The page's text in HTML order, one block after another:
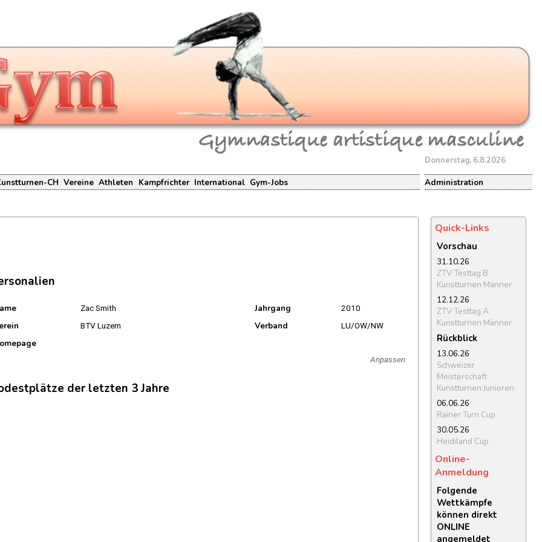
Donnerstag, 6.8.2026
CH Vereine Athleten Kampfrichter International Gym-Jobs Administration
Zac Smith Jahrgang 2010
BTV Luzern Verband LU/OW/NW
Anpassen
der letzten 3 Jahre
Quick-Links
Vorschau
31.10.26
ZTV Testtag B
Kunstturnen Männer
12.12.26
ZTV Testtag A
Kunstturnen Männer
Rückblick
13.06.26
Schweizer
Meisterschaft
Kunstturnen Junioren
06.06.26
Rainer Turn Cup
30.05.26
Heidiland Cup
Online-
Anmeldung
Folgende
Wettkämpfe
können direkt
ONLINE
angemeldet